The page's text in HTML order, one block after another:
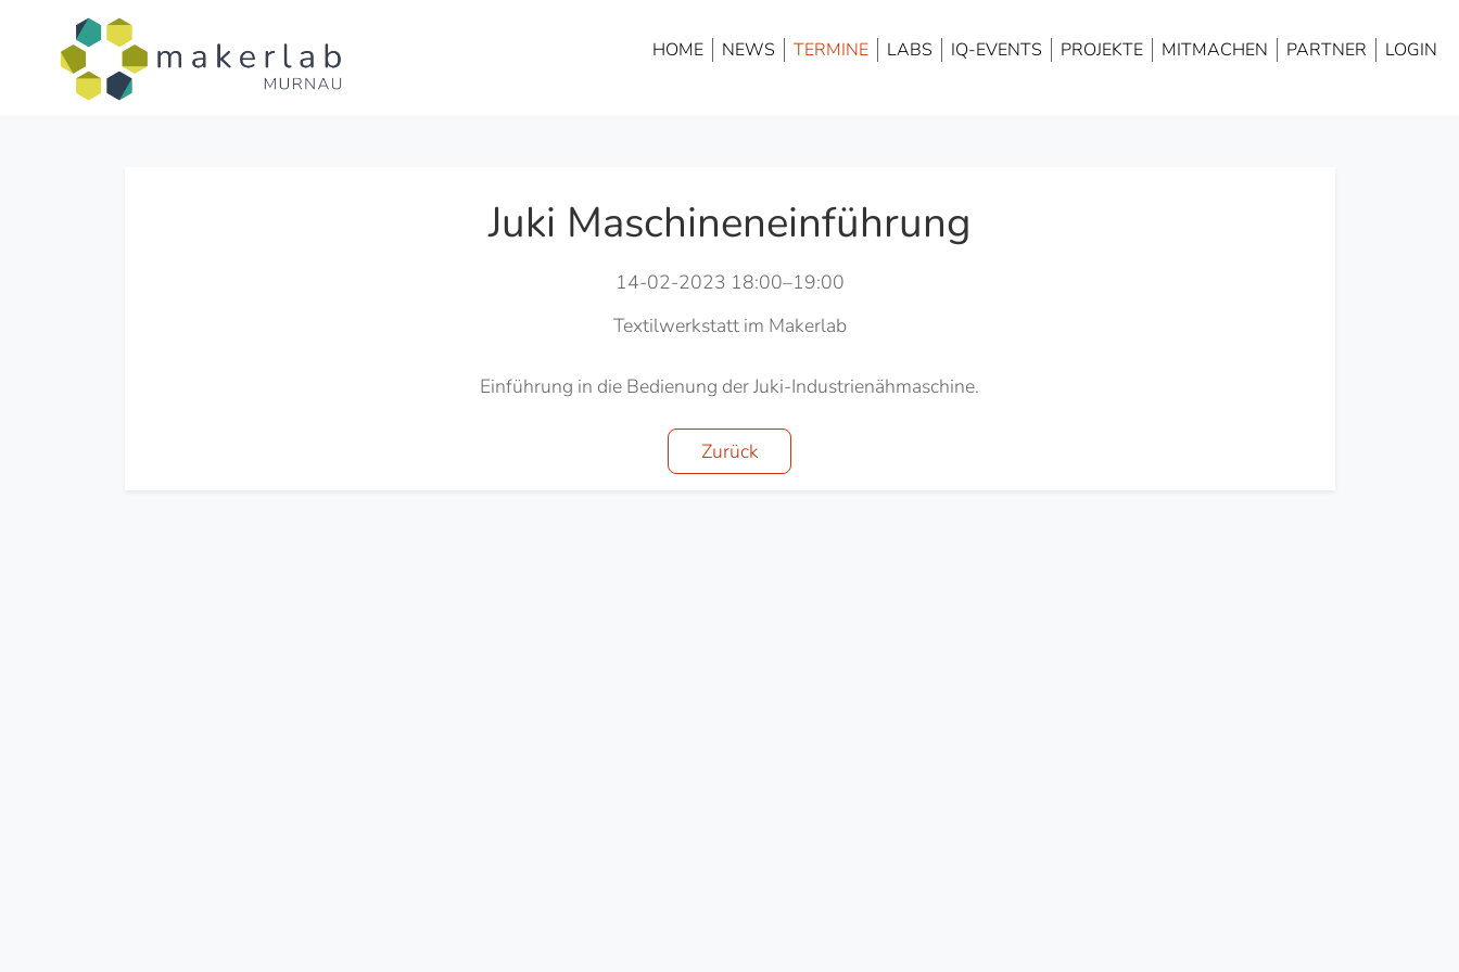
ÜBERSPRINGEN
HOME NEWS TERMINE LABS IQ-EVENTS PROJEKTE MITMACHEN PARTNER LOGIN
Juki Maschineneinführung
14-02-2023 18:00–19:00
Textilwerkstatt im Makerlab
Einführung in die Bedienung der Juki-Industrienähmaschine.
Zurück